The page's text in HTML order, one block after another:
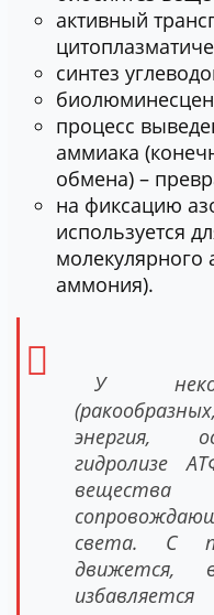
активный
синтез
процесс
аммиака
обмена) –
на фиксацию
используется
молекулярного
аммония).
У
энергия,
гидролизе
света. С
движется,